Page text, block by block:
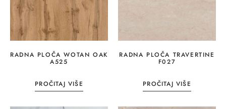
RADNA PLOČA WOTAN OAK
A525
PROČITAJ VIŠE
RADNA PLOČA TRAVERTINE
F027
PROČITAJ VIŠE